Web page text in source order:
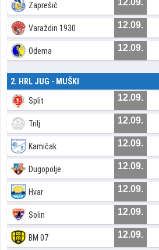
Zaprešić 12.09.
Varaždin 1930 12.09.
Odema 12.09.
2. HRL JUG - MUŠKI
Split 12.09.
Trilj 12.09.
Kamičak 12.09.
Dugopolje 12.09.
Hvar 12.09.
Solin 12.09.
BM 07 12.09.